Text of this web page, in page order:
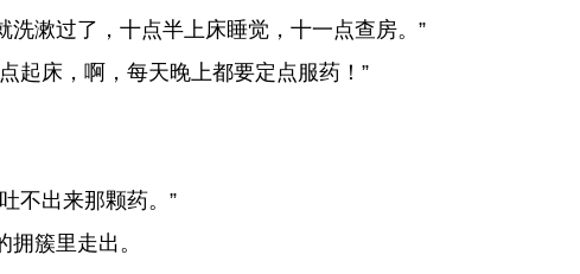
漱过了，十点半上床睡觉，十一点查房。”
起床，啊，每天晚上都要定点服药！”
不出来那颗药。”
簇里走出。